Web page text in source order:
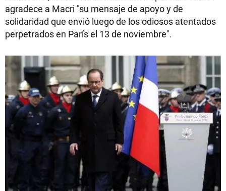
agradece a Macri "su mensaje de apoyo y de
solidaridad que envió luego de los odiosos atentados
perpetrados en París el 13 de noviembre".